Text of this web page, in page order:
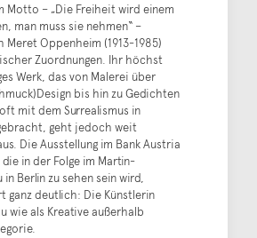
Motto – „Die Freiheit wird einem
man muss sie nehmen“ –
Meret Oppenheim (1913-1985)
Zuordnungen. Ihr höchst
Werk, das von Malerei über
bis hin zu Gedichten
mit dem Surrealismus in
geht jedoch weit
Die Ausstellung im Bank Austria
in der Folge im Martin-
Berlin zu sehen sein wird,
ganz deutlich: Die Künstlerin
wie als Kreative außerhalb